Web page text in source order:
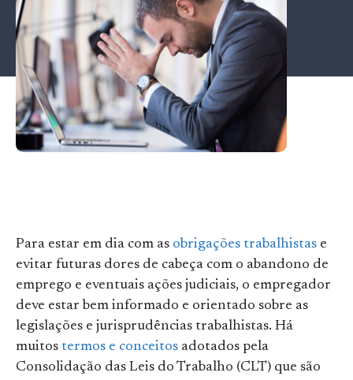
Para estar em dia com as obrigações trabalhistas e
evitar futuras dores de cabeça com o abandono de
emprego e eventuais ações judiciais, o empregador
deve estar bem informado e orientado sobre as
legislações e jurisprudências trabalhistas. Há
muitos termos e conceitos adotados pela
Consolidação das Leis do Trabalho (CLT) que são